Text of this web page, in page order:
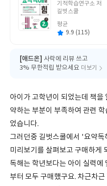
글
쓴
기적학습연구소 저
길벗스쿨
평균
9.9 (115)
[애드온] 사락에 리뷰 쓰고
3% 무한적립 받으세요 더보기
아이가 고학년이 되었는데 책을
약하는 부분이 부족하여 관련
었습니다.
그러던중 길벗스쿨에서 '요약독
미리보기를 살펴보고 구매하게
독해는 학년보다는 아이 실력에
부터 모두 구매했구요. 차근차